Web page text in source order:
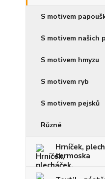
S motivem
S motivem našich
S motivem hmyzu
S motivem ryb
S motivem pejsků
Různé
Hrníček,
termoska